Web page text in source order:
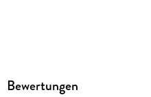
Bewertungen